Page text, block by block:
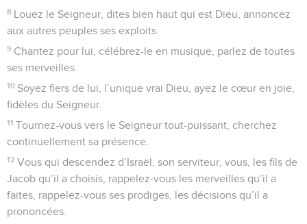
8 Louez le Seigneur, dites bien haut qui est Dieu, annoncez
aux autres peuples ses exploits.
9 Chantez pour lui, célébrez-le en musique, parlez de toutes
ses merveilles.
10 Soyez fiers de lui, l’unique vrai Dieu, ayez le cœur en joie,
fidèles du Seigneur.
11 Tournez-vous vers le Seigneur tout-puissant, cherchez
continuellement sa présence.
12 Vous qui descendez d’Israël, son serviteur, vous, les fils de
Jacob qu’il a choisis, rappelez-vous les merveilles qu’il a
faites, rappelez-vous ses prodiges, les décisions qu’il a
prononcées.